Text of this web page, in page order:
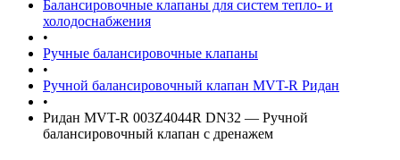
Балансировочные клапаны для систем тепло- и
холодоснабжения
•
Ручные балансировочные клапаны
•
Ручной балансировочный клапан MVT-R Ридан
•
Ридан MVT-R 003Z4044R DN32 — Ручной
балансировочный клапан с дренажем